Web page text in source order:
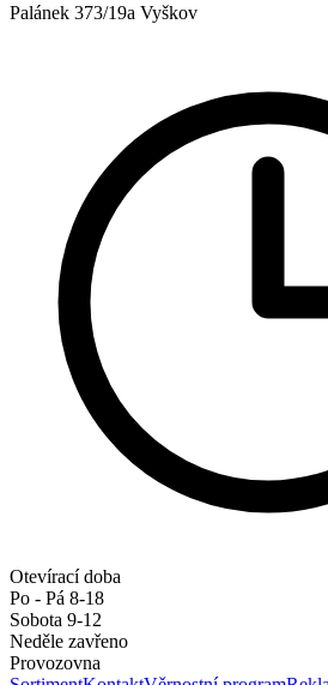
Palánek 373/19a Vyškov
Otevírací doba
Po - Pá 8-18
Sobota 9-12
Neděle zavřeno
Provozovna